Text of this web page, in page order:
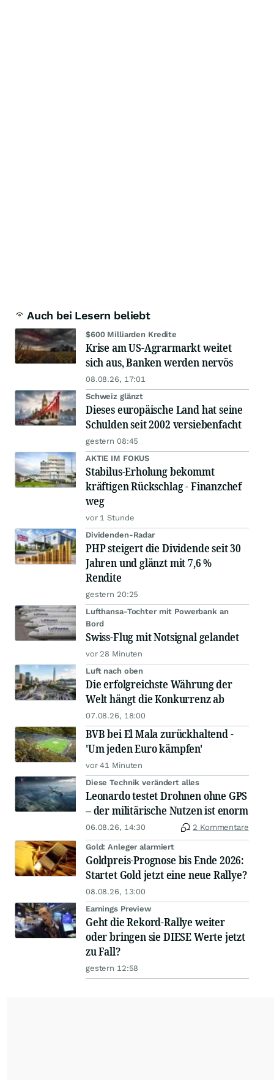
Auch bei Lesern beliebt
$600 Milliarden Kredite
Krise am US-Agrarmarkt weitet
sich aus, Banken werden nervös
08.08.26, 17:01
Schweiz glänzt
Dieses europäische Land hat seine
Schulden seit 2002 versiebenfacht
gestern 08:45
AKTIE IM FOKUS
Stabilus-Erholung bekommt
kräftigen Rückschlag - Finanzchef
weg
vor 1 Stunde
Dividenden-Radar
PHP steigert die Dividende seit 30
Jahren und glänzt mit 7,6 %
Rendite
gestern 20:25
Lufthansa-Tochter mit Powerbank an
Bord
Swiss-Flug mit Notsignal gelandet
vor 28 Minuten
Luft nach oben
Die erfolgreichste Währung der
Welt hängt die Konkurrenz ab
07.08.26, 18:00
BVB bei El Mala zurückhaltend -
'Um jeden Euro kämpfen'
vor 41 Minuten
Diese Technik verändert alles
Leonardo testet Drohnen ohne GPS
– der militärische Nutzen ist enorm
06.08.26, 14:30 2 Kommentare
Gold: Anleger alarmiert
Goldpreis-Prognose bis Ende 2026:
Startet Gold jetzt eine neue Rallye?
08.08.26, 13:00
Earnings Preview
Geht die Rekord-Rallye weiter
oder bringen sie DIESE Werte jetzt
zu Fall?
gestern 12:58